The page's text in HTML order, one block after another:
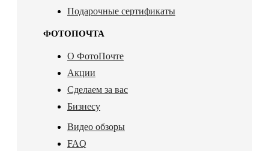
Подарочные сертификаты
ФОТОПОЧТА
О ФотоПочте
Акции
Сделаем за вас
Бизнесу
Видео обзоры
FAQ